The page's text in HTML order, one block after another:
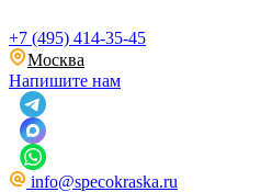
+7 (495) 414-35-45
Москва
Напишите нам
info@specokraska.ru